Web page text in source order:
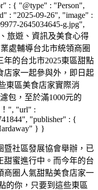
: { "@type" : "Person",
: "2025-09-26", "image" :
2645034645-g.jpg",
旅遊、資訊及美食心得
處輔導台北市統領商圈
的台北市2025東區甜點
店家一起參與外，即日起
東區美食店家實際消
包，至於滿1000元的
", "url" :
"publisher" : {
} }
暨社區發展協會舉辦，已
甜蜜進行中。而今年的台
商圈人氣甜點美食店家一
的你，只要到這些東區